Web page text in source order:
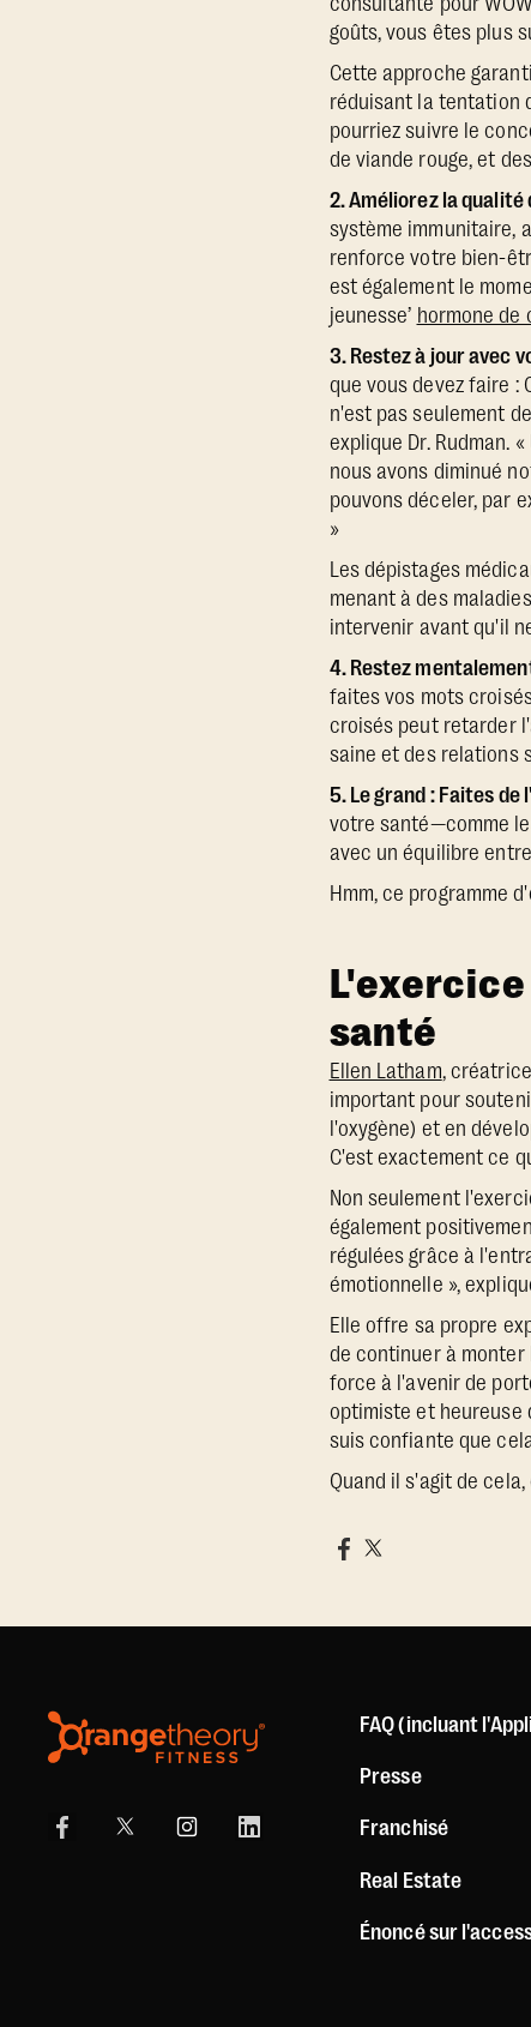
goûts, vous êtes plus
Cette approche
réduisant la tentation
pourriez suivre le
de viande rouge, et
2. Améliorez la
système immunitaire,
renforce votre bien-
est également le
jeunesse’ hormone de
3. Restez à jour avec
que vous devez faire :
n'est pas seulement
explique Dr. Rudman.
nous avons diminué
pouvons déceler, par
»
Les dépistages
menant à des
intervenir avant qu'il
4. Restez
faites vos mots
croisés peut retarder
saine et des relations
5. Le grand : Faites
votre santé—comme
avec un équilibre
Hmm, ce programme
santé
Ellen Latham,
important pour
l'oxygène) et en
C'est exactement ce
Non seulement
également
régulées grâce à
émotionnelle »,
Elle offre sa propre
de continuer à monter
force à l'avenir de
optimiste et heureuse
suis confiante que
Quand il s'agit de
FAQ (incluant
Presse
Franchisé
Real Estate
Énoncé sur